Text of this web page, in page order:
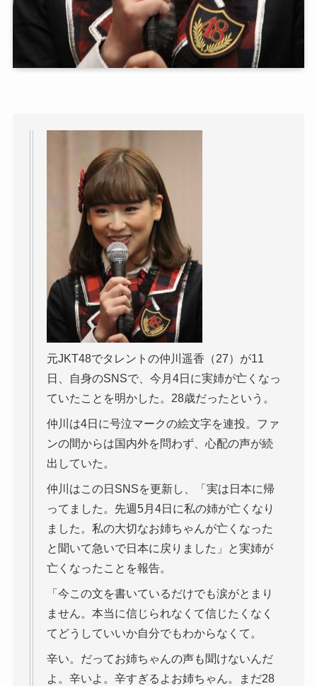
元JKT48でタレントの仲川遥香（27）が11
日、自身のSNSで、今月4日に実姉が亡くなっ
ていたことを明かした。28歳だったという。
仲川は4日に号泣マークの絵文字を連投。ファ
ンの間からは国内外を問わず、心配の声が続
出していた。
仲川はこの日SNSを更新し、「実は日本に帰
ってました。先週5月4日に私の姉が亡くなり
ました。私の大切なお姉ちゃんが亡くなった
と聞いて急いで日本に戻りました」と実姉が
亡くなったことを報告。
「今この文を書いているだけでも涙がとまり
ません。本当に信じられなくて信じたくなく
てどうしていいか自分でもわからなくて。
辛い。だってお姉ちゃんの声も聞けないんだ
よ。辛いよ。辛すぎるよお姉ちゃん。まだ28